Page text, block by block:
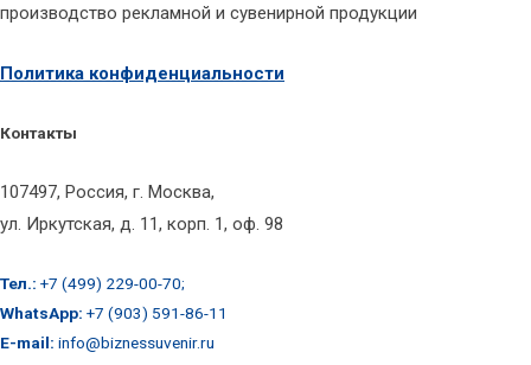
производство рекламной и сувенирной продукции
Политика конфиденциальности
Контакты
107497, Россия, г. Москва,
ул. Иркутская, д. 11, корп. 1, оф. 98
Тел.: +7 (499) 229-00-70;
WhatsApp: +7 (903) 591-86-11
E-mail: info@biznessuvenir.ru